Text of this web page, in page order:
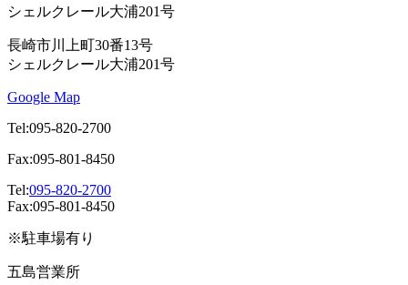
シェルクレール大浦201号
長崎市川上町30番13号
シェルクレール大浦201号
Google Map
Tel:095-820-2700
Fax:095-801-8450
Tel:095-820-2700
Fax:095-801-8450
※駐車場有り
五島営業所